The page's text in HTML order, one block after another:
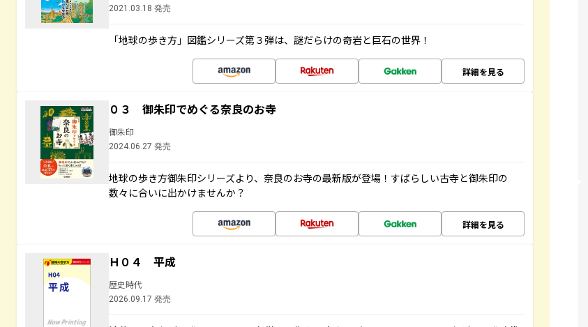
2021.03.18 発売
「地球の歩き方」図鑑シリーズ第３弾は、謎だらけの奇岩と巨石の世界！
詳細を見る
０３ 御朱印でめぐる奈良のお寺
御朱印
2024.06.27 発売
地球の歩き方御朱印シリーズより、奈良のお寺の最新版が登場！すばらしい古寺と御朱印の
数々に合いに出かけませんか？
詳細を見る
Ｈ０４ 平成
歴史時代
2026.09.17 発売